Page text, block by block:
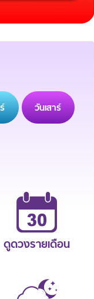
วันเสาร์
ดูดวงรายเดือน